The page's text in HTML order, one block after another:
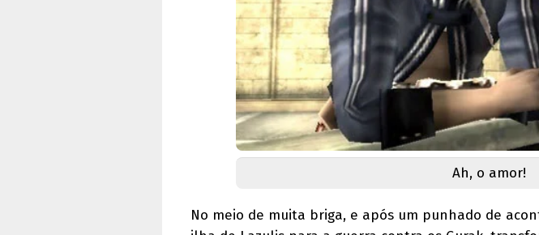
Ah, o amor!
No meio de muita briga, e após um punhado de